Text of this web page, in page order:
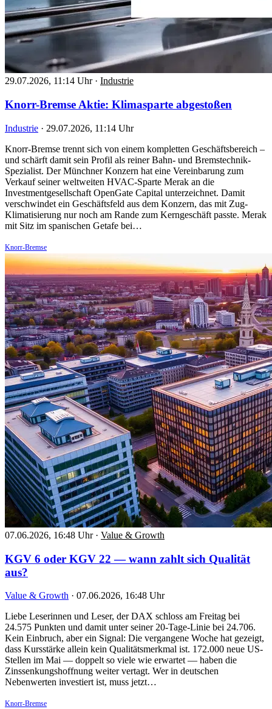
29.07.2026, 11:14 Uhr · Industrie
Knorr-Bremse Aktie: Klimasparte abgestoßen
Industrie · 29.07.2026, 11:14 Uhr
Knorr-Bremse trennt sich von einem kompletten Geschäftsbereich –
und schärft damit sein Profil als reiner Bahn- und Bremstechnik-
Spezialist. Der Münchner Konzern hat eine Vereinbarung zum
Verkauf seiner weltweiten HVAC-Sparte Merak an die
Investmentgesellschaft OpenGate Capital unterzeichnet. Damit
verschwindet ein Geschäftsfeld aus dem Konzern, das mit Zug-
Klimatisierung nur noch am Rande zum Kerngeschäft passte. Merak
mit Sitz im spanischen Getafe bei…
Knorr-Bremse
07.06.2026, 16:48 Uhr · Value & Growth
KGV 6 oder KGV 22 — wann zahlt sich Qualität
aus?
Value & Growth · 07.06.2026, 16:48 Uhr
Liebe Leserinnen und Leser, der DAX schloss am Freitag bei
24.575 Punkten und damit unter seiner 20-Tage-Linie bei 24.706.
Kein Einbruch, aber ein Signal: Die vergangene Woche hat gezeigt,
dass Kursstärke allein kein Qualitätsmerkmal ist. 172.000 neue US-
Stellen im Mai — doppelt so viele wie erwartet — haben die
Zinssenkungshoffnung weiter vertagt. Wer in deutschen
Nebenwerten investiert ist, muss jetzt…
Knorr-Bremse